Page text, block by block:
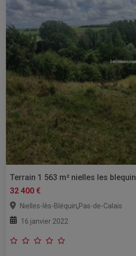
Terrain 1 563 m² nielles les blequin
32 400 €
Nielles-lès-Bléquin,Pas-de-Calais
16 janvier 2022